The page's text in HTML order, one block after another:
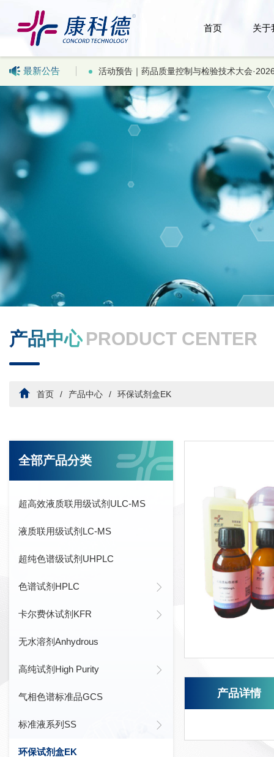
首页 关于
最新公告 重要通知｜关于短信验证码接收异常问题解答
产品中心 PRODUCT CENTER
首页 产品中心 环保试剂盒EK
全部产品分类
超高效液质联用级试剂ULC-MS
液质联用级试剂LC-MS
超纯色谱级试剂UHPLC
色谱试剂HPLC
卡尔费休试剂KFR
无水溶剂Anhydrous
高纯试剂High Purity
气相色谱标准品GCS
标准液系列SS
环保试剂盒EK
产品详情